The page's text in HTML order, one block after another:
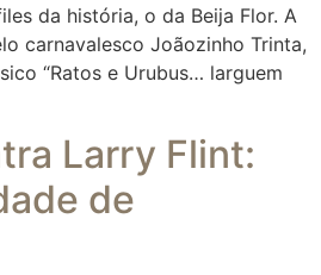
da história, o da Beija Flor. A
carnavalesco Joãozinho Trinta,
“Ratos e Urubus… larguem
Larry Flint:
de